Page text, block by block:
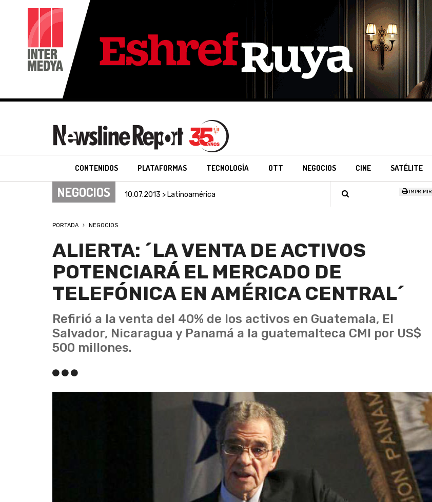
CONTENIDOS PLATAFORMAS TECNOLOGÍA OTT NEGOCIOS CINE SATÉLITE
NEGOCIOS 10.07.2013 > Latinoamérica IMPRIMIR
PORTADA NEGOCIOS
ALIERTA: ´LA VENTA DE ACTIVOS
POTENCIARÁ EL MERCADO DE
TELEFÓNICA EN AMÉRICA CENTRAL´
Refirió a la venta del 40% de los activos en Guatemala, El
Salvador, Nicaragua y Panamá a la guatemalteca CMI por US$
500 millones.